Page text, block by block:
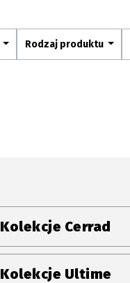
Rodzaj produktu
Kolekcje Cerrad
Kolekcje Ultime